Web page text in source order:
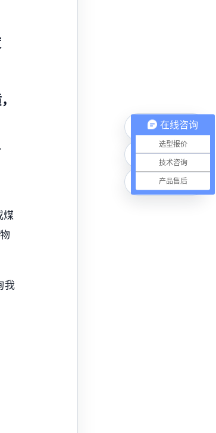
煤
我
电话咨询
微信联系
在线咨询
在线咨询
选型报价
技术咨询
产品售后